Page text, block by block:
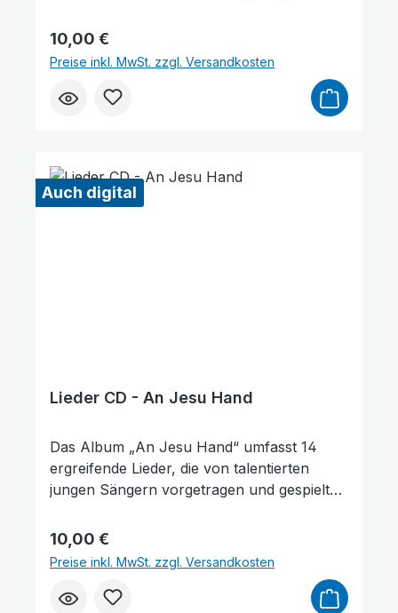
Friedensstimme. Dort finden Sie das Album
und können auch einzelne Tracks (Lieder)
nach Belieben kaufen. Wie gefällt Ihnen
unser Produkt? ★★★★★ Geben Sie
eine Bewertung ab und helfen Sie anderen,
Regulärer Preis:
10,00 €
Preise inkl. MwSt. zzgl. Versandkosten
Auch digital
Lieder CD - An Jesu Hand
Das Album „An Jesu Hand“ umfasst 14
ergreifende Lieder, die von talentierten
jungen Sängern vorgetragen und gespielt
Botschaften des Glaubens und der
Ermutigung, die Jung und Alt
gleichermaßen ansprechen. Ein zentrales
Stück des Albums ist das Lied „Die Last
Regulärer Preis:
10,00 €
Preise inkl. MwSt. zzgl. Versandkosten
Bilder ausblenden